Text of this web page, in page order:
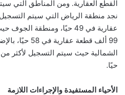
القطع العقارية. ومن المناطق التي
عقارية في 49 حيًا، ومنطقة
99 ألف قطعة
حيًا.
الأحياء المستفيدة والإجراءات اللازمة